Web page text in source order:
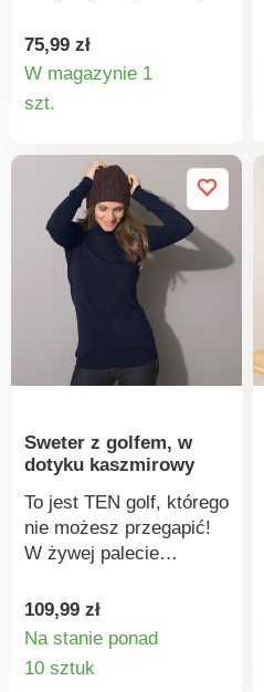
elastycznej i
przewiewnej dzianiny.
Można prać w pralce.
75,99 zł
W magazynie 1
szt.
Sweter z golfem, w
dotyku kaszmirowy
To jest TEN golf, którego
nie możesz przegapić!
W żywej palecie
dekolt. Długie rękawy.
Prosty dół. W dotyku
kaszmirowy. Łatwy w
pielęgnacji, można prać
109,99 zł
Na stanie ponad
10 sztuk